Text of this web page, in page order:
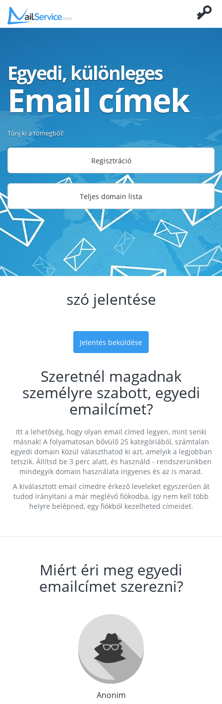
Egyedi, különleges
Email címek
Tűnj ki a tömegből!
Regisztráció
Teljes domain lista
szó jelentése
Jelentés beküldése
Szeretnél magadnak
személyre szabott, egyedi
emailcímet?
Itt a lehetőség, hogy olyan email címed legyen, mint senki
másnak! A folyamatosan bővülő 25 kategóriából, számtalan
egyedi domain közül választhatod ki azt, amelyik a legjobban
tetszik. Állítsd be 3 perc alatt, és használd - rendszerünkben
mindegyik domain használata ingyenes és az is marad.
A kiválasztott email címedre érkező leveleket egyszerűen át
tudod irányítani a már meglévő fiókodba, így nem kell több
helyre belépned, egy fiókból kezelheted címeidet.
Miért éri meg egyedi
emailcímet szerezni?
Anonim